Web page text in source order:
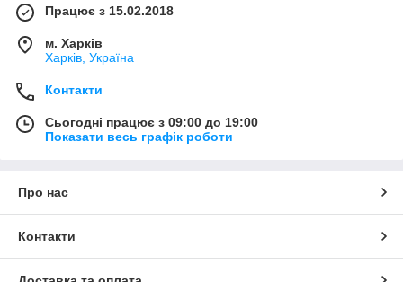
Працює з 15.02.2018
м. Харків
Харків, Україна
Контакти
Сьогодні працює з 09:00 до 19:00
Показати весь графік роботи
Про нас
Контакти